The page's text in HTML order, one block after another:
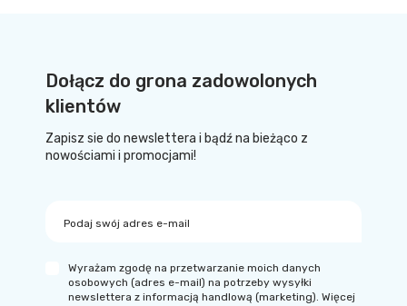
Dołącz do grona zadowolonych
klientów
Zapisz sie do newslettera i bądź na bieżąco z
nowościami i promocjami!
Podaj swój adres e-mail
Wyrażam zgodę na przetwarzanie moich danych
osobowych (adres e-mail) na potrzeby wysyłki
newslettera z informacją handlową (marketing). Więcej